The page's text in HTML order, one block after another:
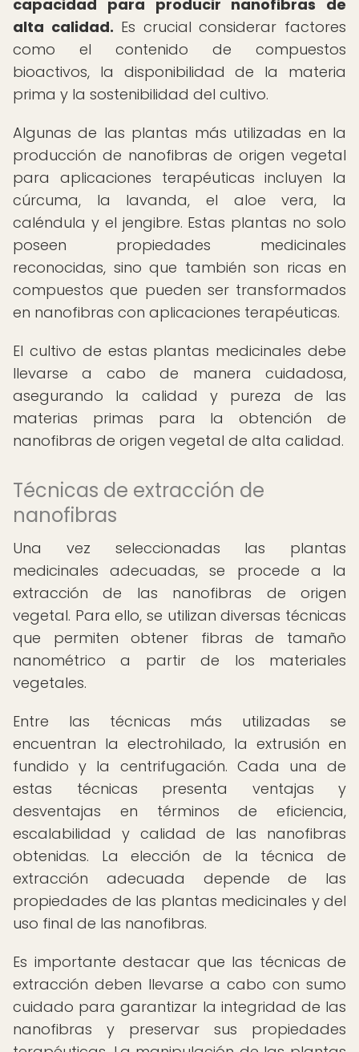
capacidad para producir nanofibras de
alta calidad. Es crucial considerar factores
como el contenido de compuestos
bioactivos, la disponibilidad de la materia
prima y la sostenibilidad del cultivo.
Algunas de las plantas más utilizadas en la
producción de nanofibras de origen vegetal
para aplicaciones terapéuticas incluyen la
cúrcuma, la lavanda, el aloe vera, la
caléndula y el jengibre. Estas plantas no solo
poseen propiedades medicinales
reconocidas, sino que también son ricas en
compuestos que pueden ser transformados
en nanofibras con aplicaciones terapéuticas.
El cultivo de estas plantas medicinales debe
llevarse a cabo de manera cuidadosa,
asegurando la calidad y pureza de las
materias primas para la obtención de
nanofibras de origen vegetal de alta calidad.
Técnicas de extracción de
nanofibras
Una vez seleccionadas las plantas
medicinales adecuadas, se procede a la
extracción de las nanofibras de origen
vegetal. Para ello, se utilizan diversas técnicas
que permiten obtener fibras de tamaño
nanométrico a partir de los materiales
vegetales.
Entre las técnicas más utilizadas se
encuentran la electrohilado, la extrusión en
fundido y la centrifugación. Cada una de
estas técnicas presenta ventajas y
desventajas en términos de eficiencia,
escalabilidad y calidad de las nanofibras
obtenidas. La elección de la técnica de
extracción adecuada depende de las
propiedades de las plantas medicinales y del
uso final de las nanofibras.
Es importante destacar que las técnicas de
extracción deben llevarse a cabo con sumo
cuidado para garantizar la integridad de las
nanofibras y preservar sus propiedades